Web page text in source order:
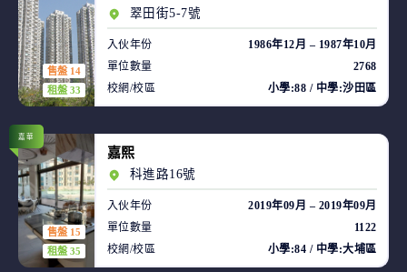
售盤 14
租盤 33
翠田街5-7號
入伙年份
1986年12月 – 1987年10月
單位數量
2768
校網/校區
小學:88 / 中學:沙田區
售盤 15
租盤 35
嘉華
嘉熙
科進路16號
入伙年份
2019年09月 – 2019年09月
單位數量
1122
校網/校區
小學:84 / 中學:大埔區